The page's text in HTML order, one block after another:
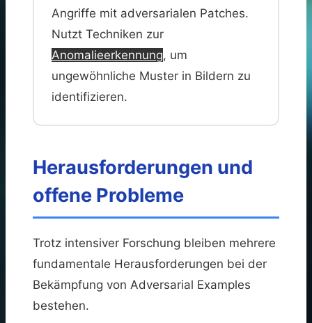
Angriffe mit adversarialen Patches.
Nutzt Techniken zur
Anomalieerkennung, um
ungewöhnliche Muster in Bildern zu
identifizieren.
Herausforderungen und
offene Probleme
Trotz intensiver Forschung bleiben mehrere
fundamentale Herausforderungen bei der
Bekämpfung von Adversarial Examples
bestehen.